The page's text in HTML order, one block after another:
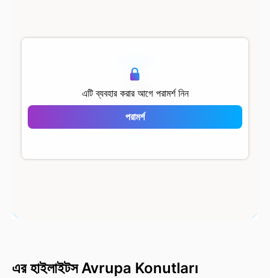
এটি ব্যবহার করার আগে পরামর্শ নিন
পরামর্শ
Avrupa Konutları
Saklıvadi
এর হাইলাইটস Avrupa Konutları